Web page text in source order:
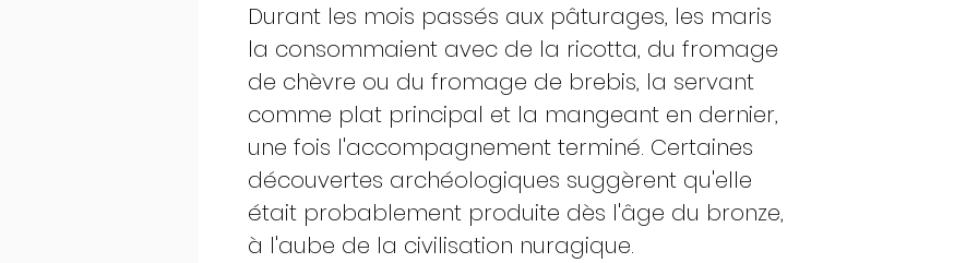
Durant les mois passés aux pâturages, les maris
la consommaient avec de la ricotta, du fromage
de chèvre ou du fromage de brebis, la servant
comme plat principal et la mangeant en dernier,
une fois l'accompagnement terminé. Certaines
découvertes archéologiques suggèrent qu'elle
était probablement produite dès l'âge du bronze,
à l'aube de la civilisation nuragique.